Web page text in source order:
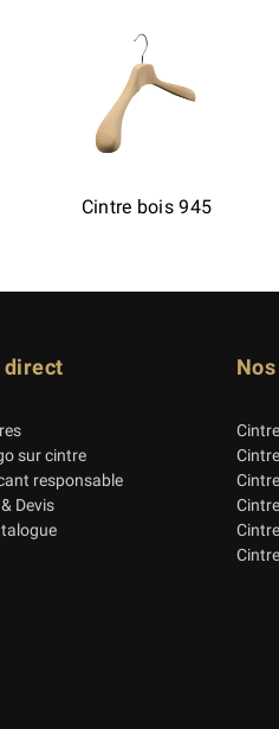
Cintre bois 945
direct
sur cintre
responsable
Devis